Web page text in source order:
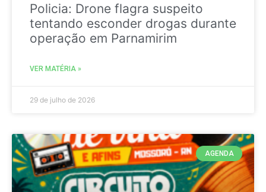
Policia: Drone flagra suspeito
tentando esconder drogas durante
operação em Parnamirim
VER MATÉRIA »
29 de julho de 2026
AGENDA